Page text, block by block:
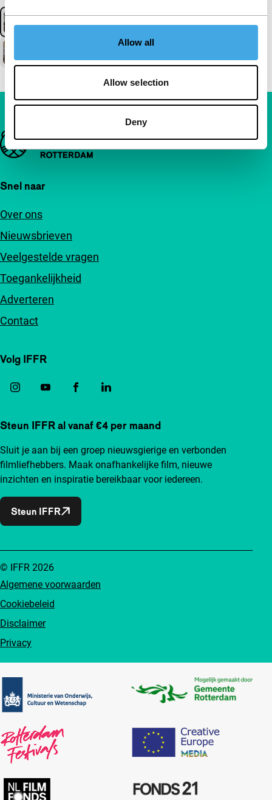
Allow all
Allow selection
Deny
Belangrijke links
Snel naar
Over ons
Nieuwsbrieven
Veelgestelde vragen
Toegankelijkheid
Adverteren
Contact
Volg IFFR
Steun IFFR al vanaf €4 per maand
Sluit je aan bij een groep nieuwsgierige en verbonden
filmliefhebbers. Maak onafhankelijke film, nieuwe
inzichten en inspiratie bereikbaar voor iedereen.
Steun IFFR
Algemene voorwaarden
Cookiebeleid
Disclaimer
Privacy
© IFFR 2026